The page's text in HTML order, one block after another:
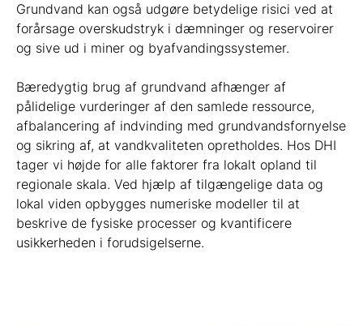
Grundvand kan også udgøre betydelige risici ved at
forårsage overskudstryk i dæmninger og reservoirer
og sive ud i miner og byafvandingssystemer.
Bæredygtig brug af grundvand afhænger af
pålidelige vurderinger af den samlede ressource,
afbalancering af indvinding med grundvandsfornyelse
og sikring af, at vandkvaliteten opretholdes. Hos DHI
tager vi højde for alle faktorer fra lokalt opland til
regionale skala. Ved hjælp af tilgængelige data og
lokal viden opbygges numeriske modeller til at
beskrive de fysiske processer og kvantificere
usikkerheden i forudsigelserne.